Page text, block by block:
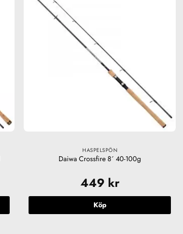
HASPELSPÖN
Daiwa Crossfire 8´ 40-100g
449 kr
Köp